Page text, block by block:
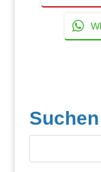
Suchen